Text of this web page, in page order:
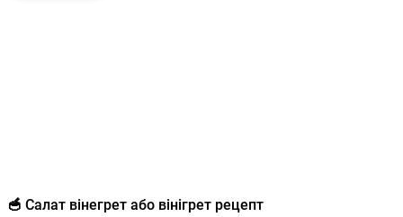
🥣 Салат вінегрет або вінігрет рецепт